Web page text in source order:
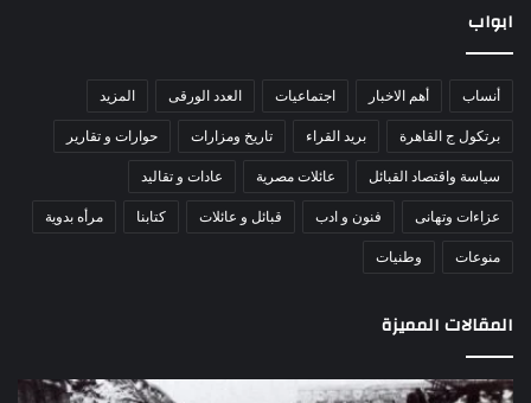
ابواب
أنساب أهم الاخبار اجتماعيات العدد الورقى المزيد
برتكول ج القاهرة بريد القراء تاريخ ومزارات حوارات و تقارير
سياسة واقتصاد القبائل عائلات مصرية عادات و تقاليد
عزاءات وتهانى فنون و ادب قبائل و عائلات كتابنا مرأه بدوية
منوعات وطنيات
المقالات المميزة
اللواء